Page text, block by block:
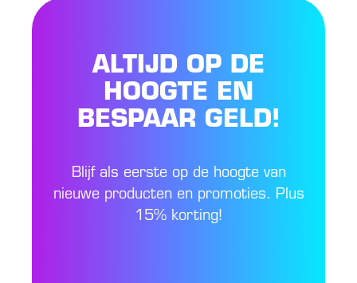
ALTIJD OP DE
HOOGTE EN
BESPAAR GELD!
Blijf als eerste op de hoogte van
nieuwe producten en promoties. Plus
15% korting!